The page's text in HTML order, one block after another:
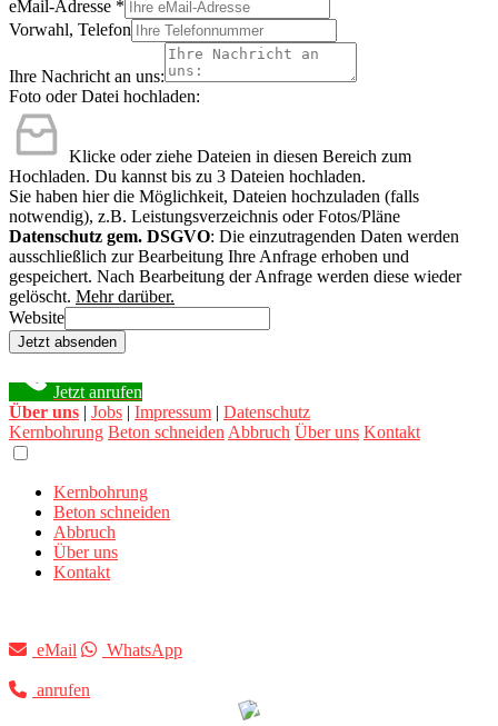
eMail-Adresse *
Vorwahl, Telefon
Ihre Nachricht an uns:
Foto oder Datei hochladen:
Klicke oder ziehe Dateien in diesen Bereich zum
Hochladen. Du kannst bis zu 3 Dateien hochladen.
Sie haben hier die Möglichkeit, Dateien hochzuladen (falls
notwendig), z.B. Leistungsverzeichnis oder Fotos/Pläne
Datenschutz gem. DSGVO: Die einzutragenden Daten werden
ausschließlich zur Bearbeitung Ihre Anfrage erhoben und
gespeichert. Nach Bearbeitung der Anfrage werden diese wieder
gelöscht. Mehr darüber.
Website
Jetzt absenden
Jetzt anrufen
Über uns | Jobs | Impressum | Datenschutz
Kernbohrung Beton schneiden Abbruch Über uns Kontakt
Kernbohrung
Beton schneiden
Abbruch
Über uns
Kontakt
eMail WhatsApp
anrufen